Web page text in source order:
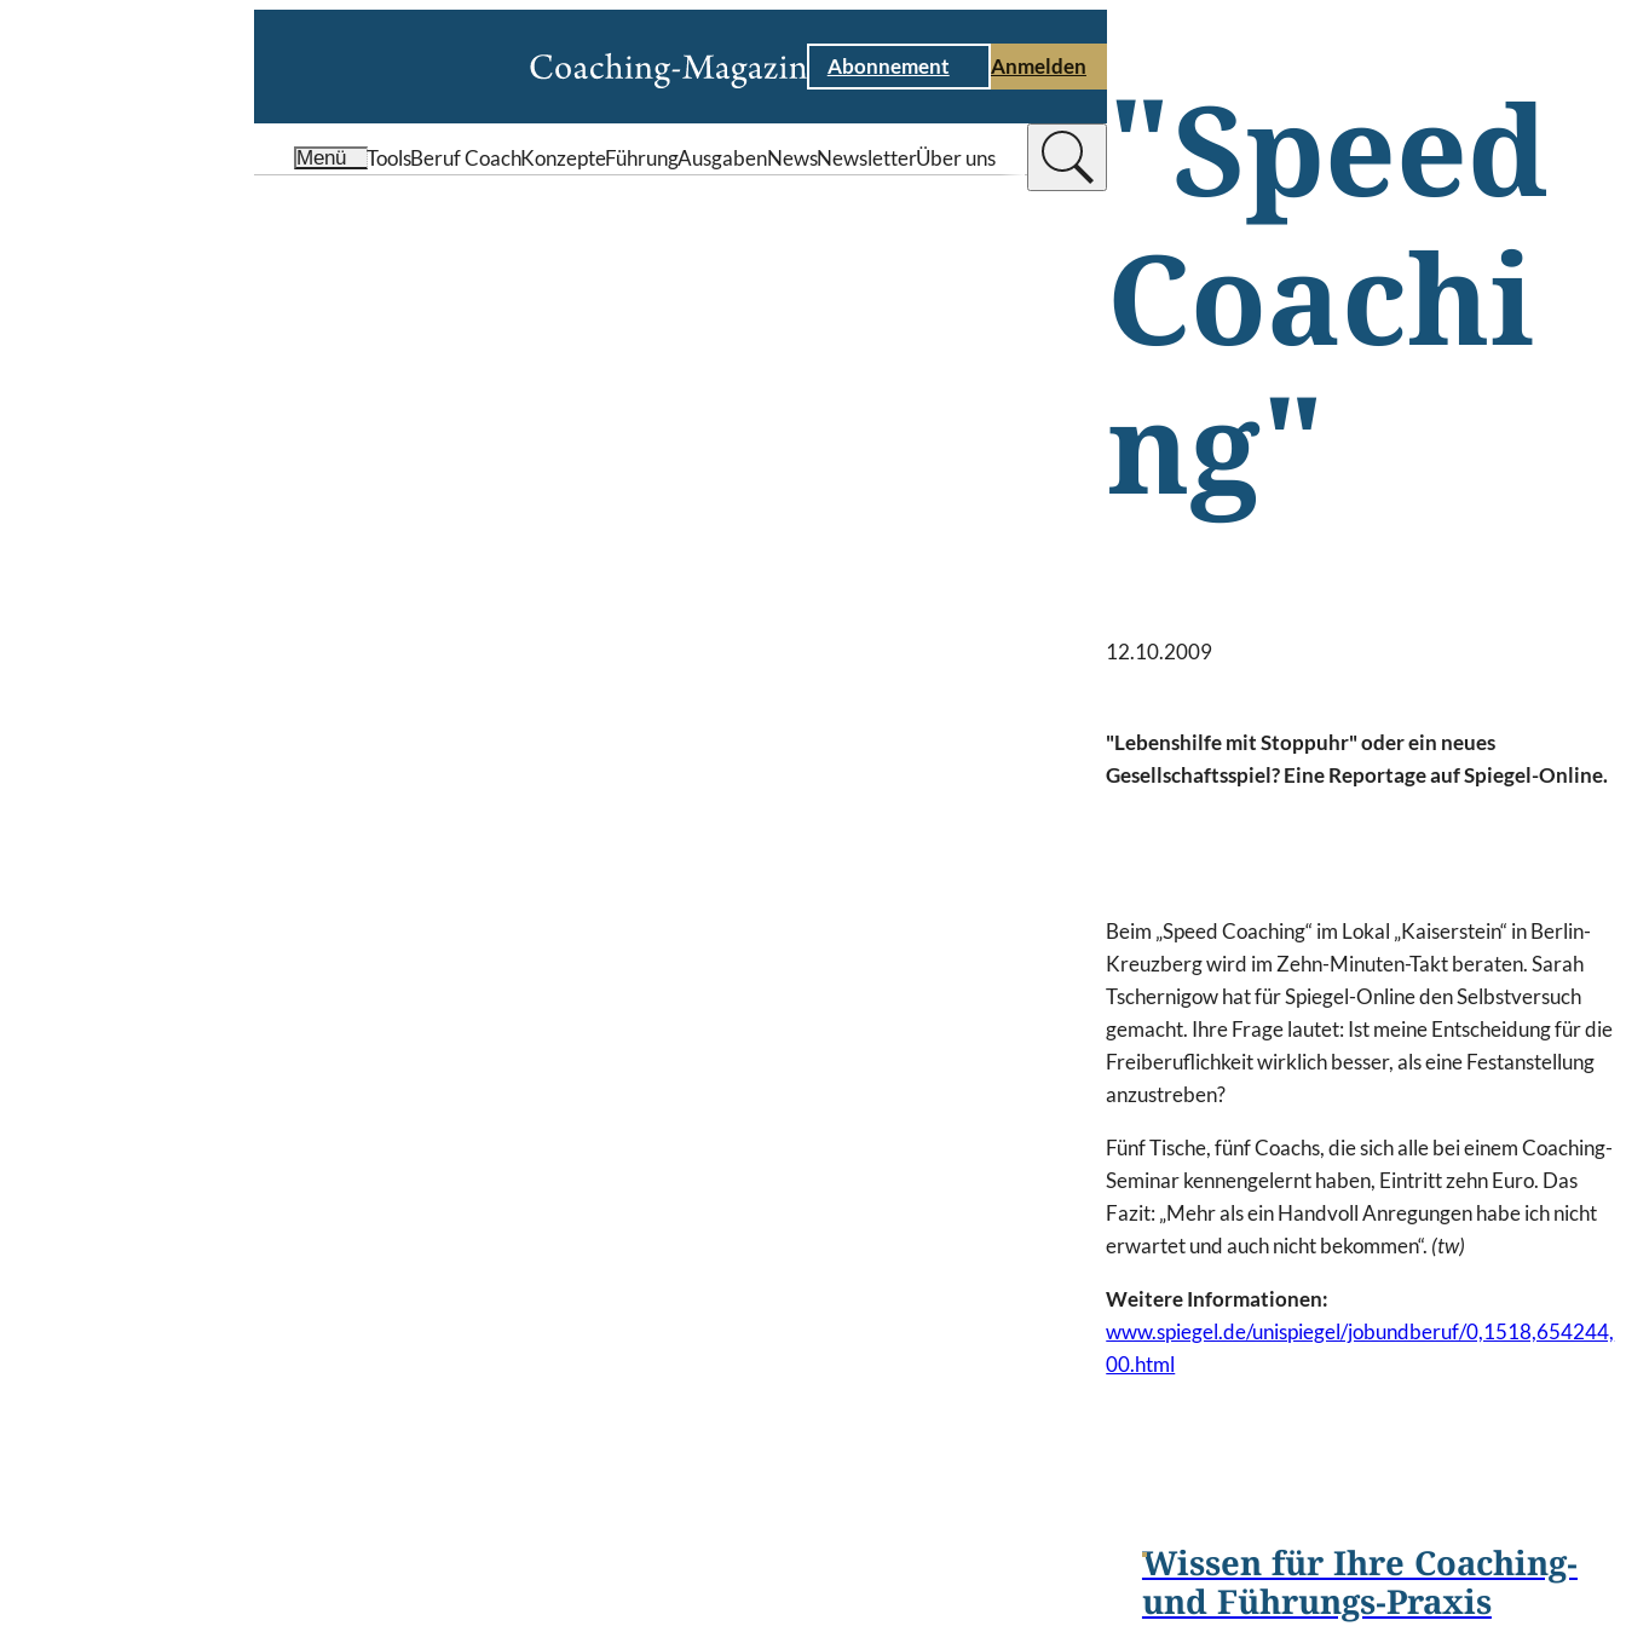
Abonnement Anmelden
Menü ToolsBeruf CoachKonzepteFührungAusgabenNewsNewsletterÜber uns
"Speed
Coachi
ng"
12.10.2009
"Lebenshilfe mit Stoppuhr" oder ein neues
Gesellschaftsspiel? Eine Reportage auf Spiegel-Online.
Beim „Speed Coaching“ im Lokal „Kaiserstein“ in Berlin-
Kreuzberg wird im Zehn-Minuten-Takt beraten. Sarah
Tschernigow hat für Spiegel-Online den Selbstversuch
gemacht. Ihre Frage lautet: Ist meine Entscheidung für die
Freiberuflichkeit wirklich besser, als eine Festanstellung
anzustreben?
Fünf Tische, fünf Coachs, die sich alle bei einem Coaching-
Seminar kennengelernt haben, Eintritt zehn Euro. Das
Fazit: „Mehr als ein Handvoll Anregungen habe ich nicht
erwartet und auch nicht bekommen“. (tw)
Weitere Informationen:
www.spiegel.de/unispiegel/jobundberuf/0,1518,654244,
00.html
Wissen für Ihre Coaching-
und Führungs-Praxis